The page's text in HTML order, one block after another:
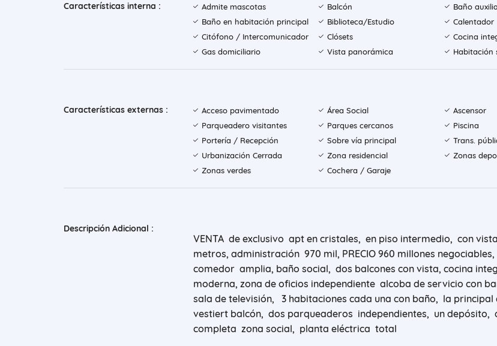
Características interna : Admite mascotas Balcón
Baño
Baño en habitación principal
Biblioteca/Estudio
Calentador
Citófono / Intercomunicador
Clósets
Cocina
Gas domiciliario
Vista panorámica Habitación
Características externas : Acceso pavimentado Área Social
Ascensor
Parqueadero visitantes
Parques cercanos
Piscina
Portería / Recepción
Sobre vía principal
Trans.
Urbanización Cerrada
Zona residencial
Zonas
Zonas verdes
Cochera / Garaje
Descripción Adicional :
VENTA de exclusivo apt en cristales, en piso intermedio, con
metros, administración 970 mil, PRECIO 960 millones
comedor amplia, baño social, dos balcones con vista, cocina
moderna, zona de oficios independiente alcoba de servicio con
sala de televisión, 3 habitaciones cada una con baño, la principal
vestiert balcón, dos parqueaderos independientes, un depósito,
completa zona social, planta eléctrica total